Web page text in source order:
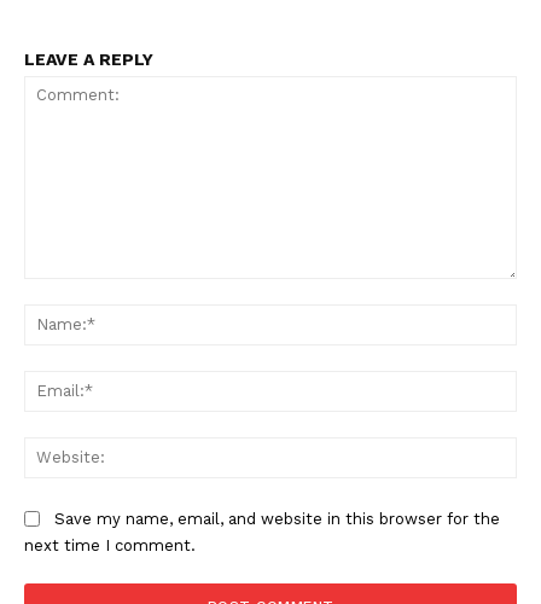
LEAVE A REPLY
Save my name, email, and website in this browser for the
next time I comment.